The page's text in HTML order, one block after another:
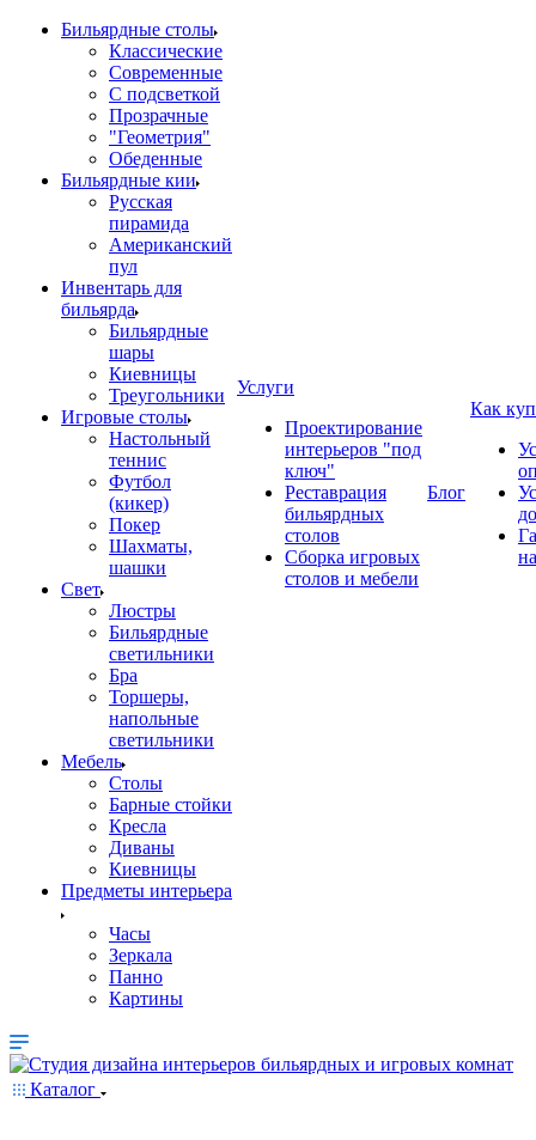
Бильярдные столы
Классические
Современные
С подсветкой
Прозрачные
"Геометрия"
Обеденные
Бильярдные кии
Русская
пирамида
Американский
пул
Инвентарь для
бильярда
Бильярдные
шары
Киевницы
Треугольники
Игровые столы
Настольный
теннис
Футбол
(кикер)
Покер
Шахматы,
шашки
Свет
Люстры
Бильярдные
светильники
Бра
Торшеры,
напольные
светильники
Мебель
Столы
Барные стойки
Кресла
Диваны
Киевницы
Предметы интерьера
Часы
Зеркала
Панно
Картины
Услуги
Проектирование
интерьеров "под
ключ"
Реставрация
бильярдных
столов
Сборка игровых
столов и мебели
Блог
Как
Каталог